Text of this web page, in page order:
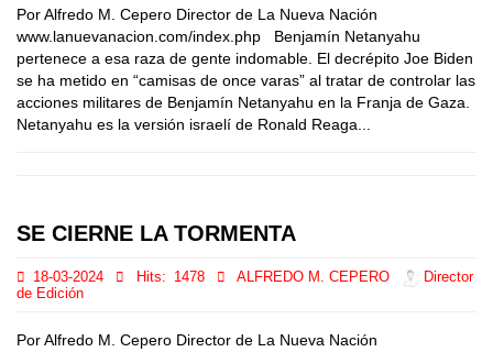
Por Alfredo M. Cepero Director de La Nueva Nación
www.lanuevanacion.com/index.php Benjamín Netanyahu
pertenece a esa raza de gente indomable. El decrépito Joe Biden
se ha metido en “camisas de once varas” al tratar de controlar las
acciones militares de Benjamín Netanyahu en la Franja de Gaza.
Netanyahu es la versión israelí de Ronald Reaga...
SE CIERNE LA TORMENTA
18-03-2024 Hits: 1478 ALFREDO M. CEPERO
Director
de Edición
Por Alfredo M. Cepero Director de La Nueva Nación